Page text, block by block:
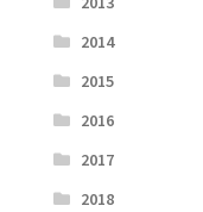
2014
2015
2016
2017
2018